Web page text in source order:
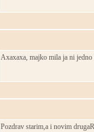
Axaxaxa, majko mila ja ni jedno
Pozdrav starim,a i novim